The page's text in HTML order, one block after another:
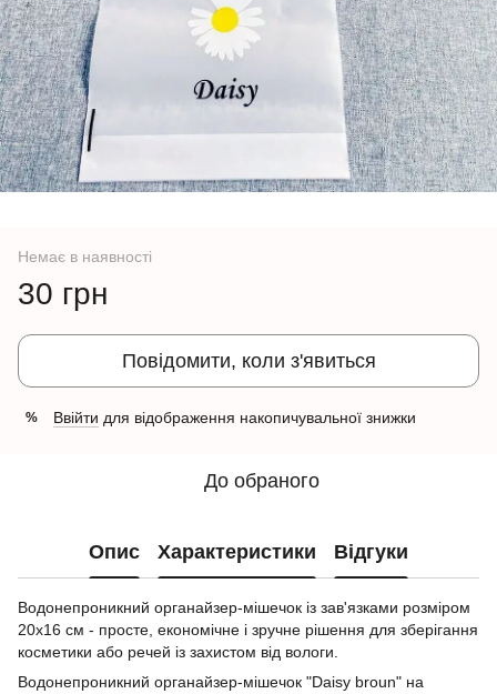
Немає в наявності
30 грн
Повідомити, коли з'явиться
% Ввійти для відображення накопичувальної знижки
До обраного
Опис Характеристики Відгуки
Водонепроникний органайзер-мішечок із зав'язками розміром
20х16 см - просте, економічне і зручне рішення для зберігання
косметики або речей із захистом від вологи.
Водонепроникний органайзер-мішечок "Daisy broun" на